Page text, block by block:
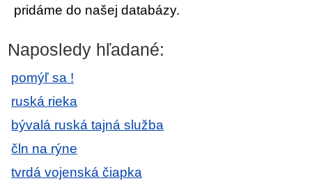
pridáme do našej databázy.
Naposledy hľadané:
pomýľ sa !
ruská rieka
bývalá ruská tajná služba
čln na rýne
tvrdá vojenská čiapka